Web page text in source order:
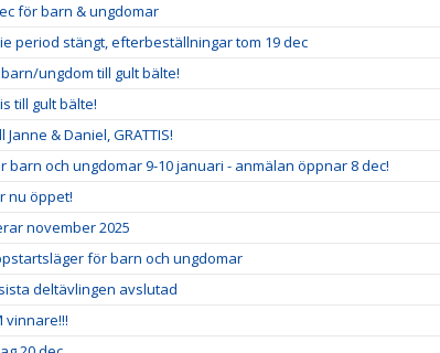
för barn & ungdomar
period stängt, efterbeställningar tom 19 dec
ungdom till gult bälte!
till gult bälte!
& Daniel, GRATTIS!
barn och ungdomar 9-10 januari - anmälan öppnar 8 dec!
nu öppet!
november 2025
för barn och ungdomar
deltävlingen avslutad
vinnare!!!